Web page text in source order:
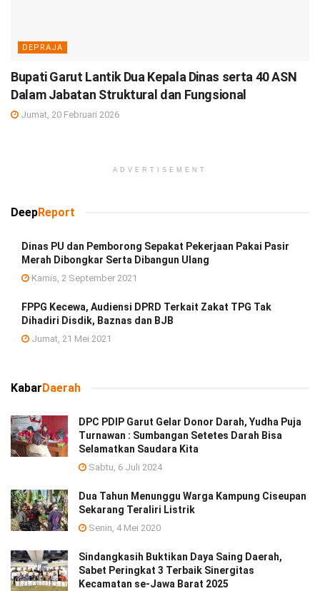
DEPRAJA
Bupati Garut Lantik Dua Kepala Dinas serta 40 ASN
Dalam Jabatan Struktural dan Fungsional
Jumat, 20 Februari 2026
ADVERTISEMENT
DeepReport
Dinas PU dan Pemborong Sepakat Pekerjaan Pakai Pasir
Merah Dibongkar Serta Dibangun Ulang
Kamis, 2 September 2021
FPPG Kecewa, Audiensi DPRD Terkait Zakat TPG Tak
Dihadiri Disdik, Baznas dan BJB
Jumat, 21 Mei 2021
Kabar Daerah
DPC PDIP Garut Gelar Donor Darah, Yudha Puja
Turnawan : Sumbangan Setetes Darah Bisa
Selamatkan Saudara Kita
Sabtu, 6 Juli 2024
Dua Tahun Menunggu Warga Kampung Ciseupan
Sekarang Teraliri Listrik
Senin, 4 Mei 2020
Sindangkasih Buktikan Daya Saing Daerah,
Sabet Peringkat 3 Terbaik Sinergitas
Kecamatan se-Jawa Barat 2025